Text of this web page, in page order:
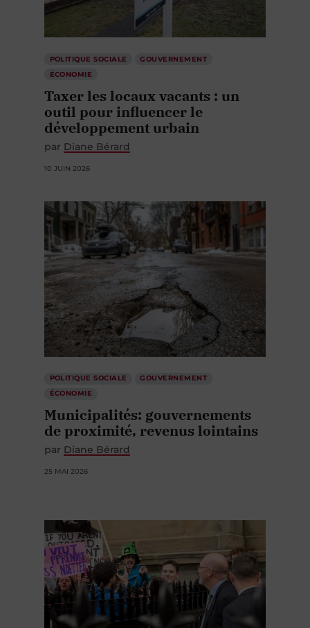
POLITIQUE SOCIALE
GOUVERNEMENT
ÉCONOMIE
Taxer les locaux vacants : un
outil pour influencer le
développement urbain
par Diane Bérard
10 JUIN 2026
POLITIQUE SOCIALE
GOUVERNEMENT
ÉCONOMIE
Municipalités: gouvernements
de proximité, revenus lointains
par Diane Bérard
25 MAI 2026